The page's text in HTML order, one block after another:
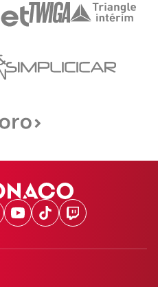
Youtube
TikTokTwitch